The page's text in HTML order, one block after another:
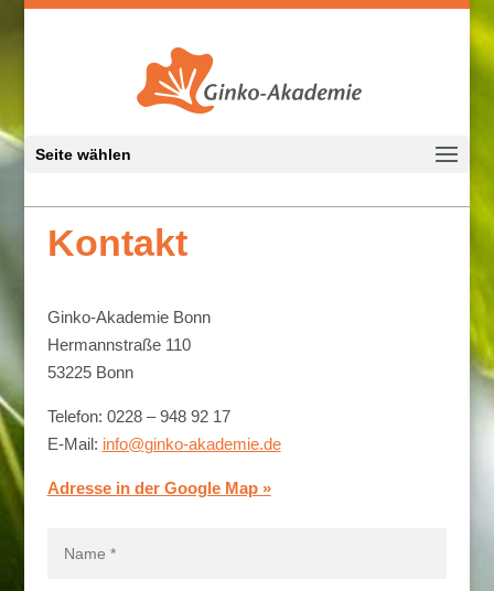
Seite wählen
Kontakt
Ginko-Akademie Bonn
Hermannstraße 110
53225 Bonn
Telefon: 0228 – 948 92 17
E-Mail: info@ginko-akademie.de
Adresse in der Google Map »